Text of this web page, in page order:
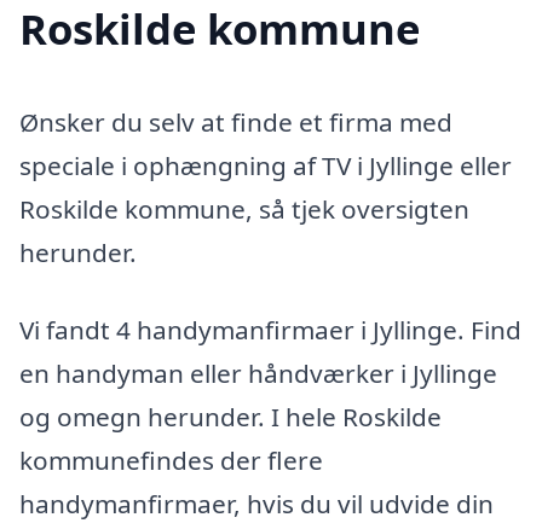
Roskilde kommune
Ønsker du selv at finde et firma med
speciale i ophængning af TV i Jyllinge eller
Roskilde kommune, så tjek oversigten
herunder.
Vi fandt 4 handymanfirmaer i Jyllinge. Find
en handyman eller håndværker i Jyllinge
og omegn herunder. I hele Roskilde
kommunefindes der flere
handymanfirmaer, hvis du vil udvide din